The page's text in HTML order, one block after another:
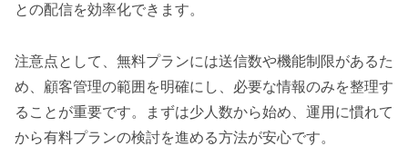
との配信を効率化できます。
注意点として、無料プランには送信数や機能制限があるた
め、顧客管理の範囲を明確にし、必要な情報のみを整理す
ることが重要です。まずは少人数から始め、運用に慣れて
から有料プランの検討を進める方法が安心です。